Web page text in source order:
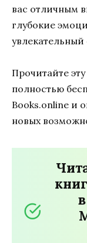
вас отличным
глубокие
Прочитайте
полностью
Books.online и
новых